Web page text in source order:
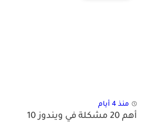
منذ 4 أيام
أهم 20 مشكلة في ويندوز 10